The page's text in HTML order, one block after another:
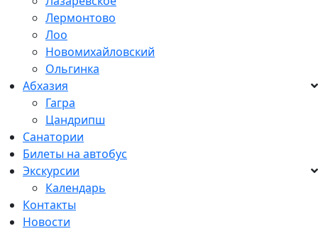
Лермонтово
Лоо
Новомихайловский
Ольгинка
Абхазия
Гагра
Цандрипш
Санатории
Билеты на автобус
Экскурсии
Календарь
Контакты
Новости